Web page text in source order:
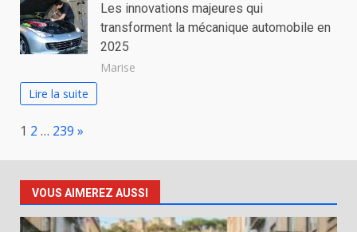
Les innovations majeures qui
transforment la mécanique automobile en
2025
Marise
Lire la suite
Page:
1 2 … 239 Next
»
VOUS AIMEREZ AUSSI